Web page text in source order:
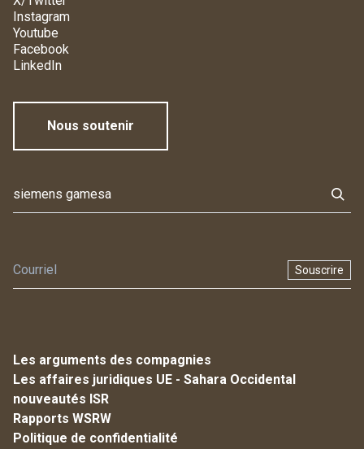
Instagram
Youtube
Facebook
LinkedIn
Nous soutenir
Souscrire
Les arguments des compagnies
Les affaires juridiques UE - Sahara Occidental
nouveautés ISR
Rapports WSRW
Politique de confidentialité